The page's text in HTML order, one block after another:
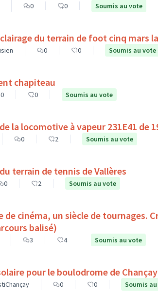
0 0 Soumis au vote
du terrain de foot cinq mars
0 0 Soumis au vote
chapiteau
0 0 Soumis au vote
la locomotive à vapeur 231E41 de
0 2 Soumis au vote
terrain de tennis de Vallères
0 2 Soumis au vote
de cinéma, un siècle de tournages.
balisé)
3 4 Soumis au vote
pour le boulodrome de
0 0 Soumis